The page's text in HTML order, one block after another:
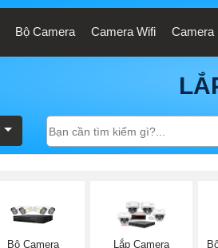
Bộ Camera Camera Wifi Camera
Bộ Camera
Lắp Camera